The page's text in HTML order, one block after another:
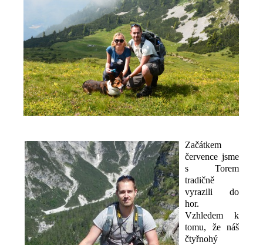
Začátkem
července jsme
s Torem
tradičně
vyrazili do
hor.
Vzhledem k
tomu, že náš
čtyřnohý